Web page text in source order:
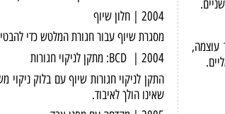
2004 | משחזת זווית עם מפתח הרכבה
מפתח הרכבה המאוחסן בידית הצדדית
2004 | חלון שיוף
מסגרת שיוף עבור חגורת המלטש כדי
2004 | BCD: מתקן לניקוי חגורות